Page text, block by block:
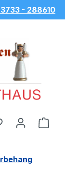
- 288610
Du hast 0